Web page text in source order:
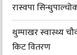
रास्वपा
थुम्पाखर स्वास्थ्य
किट वितरण